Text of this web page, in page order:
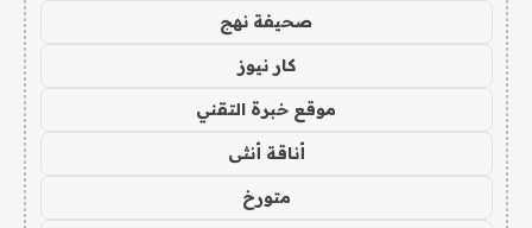
صحيفة نهج
كار نيوز
موقع خبرة التقني
أناقة أنثى
متورخ